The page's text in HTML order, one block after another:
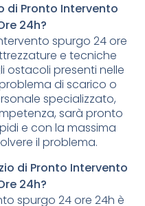
di Pronto Intervento
24h?
spurgo 24 ore
e tecniche
ostacoli presenti nelle
di scarico o
specializzato,
sarà pronto
e con la massima
il problema.
di Pronto Intervento
24h?
spurgo 24 ore 24h è